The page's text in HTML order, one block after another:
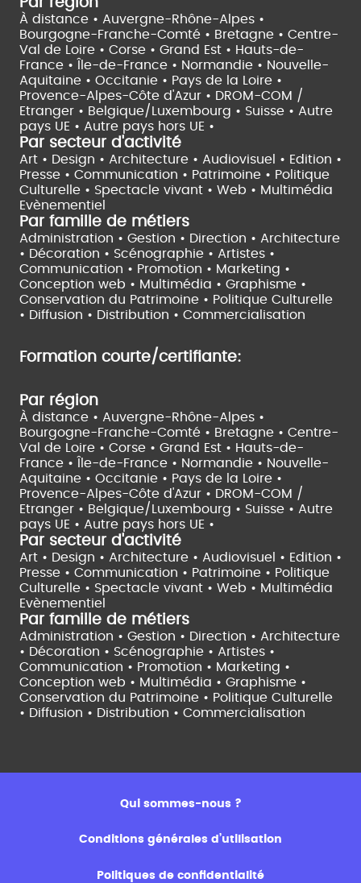
À distance • Auvergne-Rhône-Alpes •
Bourgogne-Franche-Comté • Bretagne • Centre-
Val de Loire • Corse • Grand Est • Hauts-de-
France •
Île-de-France • Normandie • Nouvelle-
Aquitaine • Occitanie • Pays de la Loire •
Provence-Alpes-Côte d'Azur • DROM-COM /
Etranger • Belgique/Luxembourg • Suisse • Autre
pays UE • Autre pays hors UE •
Par secteur d'activité
Art • Design • Architecture • Audiovisuel • Edition •
Presse • Communication • Patrimoine • Politique
Culturelle • Spectacle vivant • Web • Multimédia
Evènementiel
Par famille de métiers
Administration • Gestion • Direction • Architecture
• Décoration • Scénographie • Artistes •
Communication • Promotion • Marketing •
Conception web • Multimédia • Graphisme •
Conservation du Patrimoine • Politique Culturelle
• Diffusion • Distribution • Commercialisation
Formation courte/certifiante:
Par région
À distance • Auvergne-Rhône-Alpes •
Bourgogne-Franche-Comté • Bretagne • Centre-
Val de Loire • Corse • Grand Est • Hauts-de-
France •
Île-de-France • Normandie • Nouvelle-
Aquitaine • Occitanie • Pays de la Loire •
Provence-Alpes-Côte d'Azur • DROM-COM /
Etranger • Belgique/Luxembourg • Suisse • Autre
pays UE • Autre pays hors UE •
Par secteur d'activité
Art • Design • Architecture • Audiovisuel • Edition •
Presse • Communication • Patrimoine • Politique
Culturelle • Spectacle vivant • Web • Multimédia
Evènementiel
Par famille de métiers
Administration • Gestion • Direction • Architecture
• Décoration • Scénographie • Artistes •
Communication • Promotion • Marketing •
Conception web • Multimédia • Graphisme •
Conservation du Patrimoine • Politique Culturelle
• Diffusion • Distribution • Commercialisation
Qui sommes-nous ?
Conditions générales d’utilisation
Politiques de confidentialité